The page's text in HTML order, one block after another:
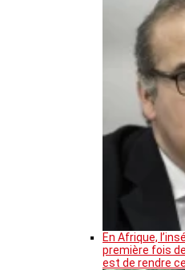
En Afrique,
première fois
est de rendre